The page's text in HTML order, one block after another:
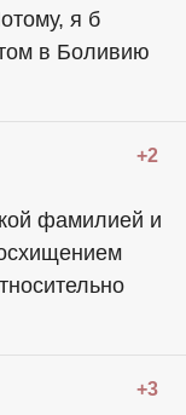
я б
в Боливию
+2
фамилией и
+3